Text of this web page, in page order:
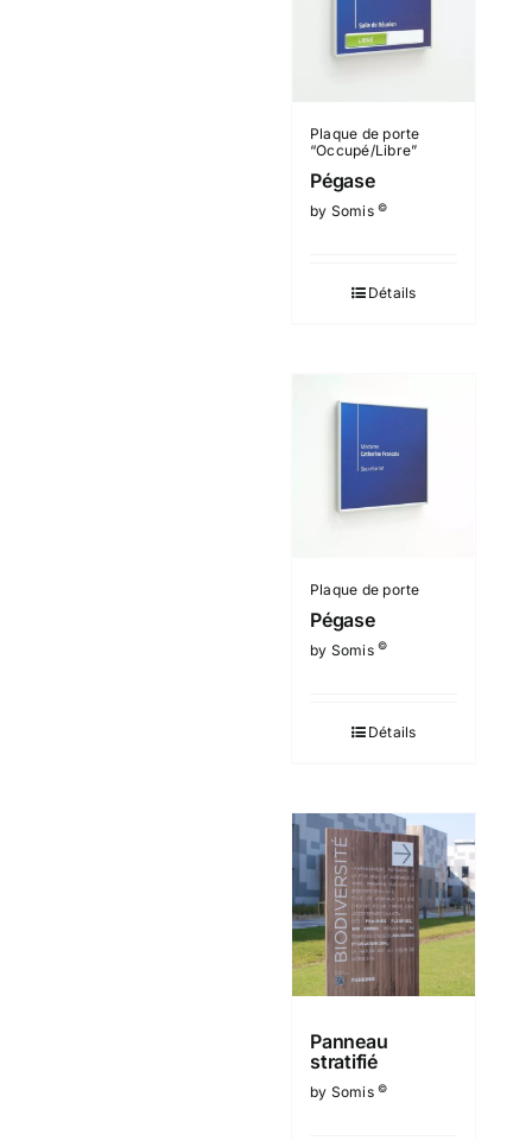
Plaque de porte
“Occupé/Libre”
Pégase
by Somis©
Détails
Plaque de porte
Pégase
by Somis©
Détails
Panneau
stratifié
by Somis©